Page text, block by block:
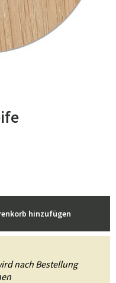
hinzufügen
nach Bestellung